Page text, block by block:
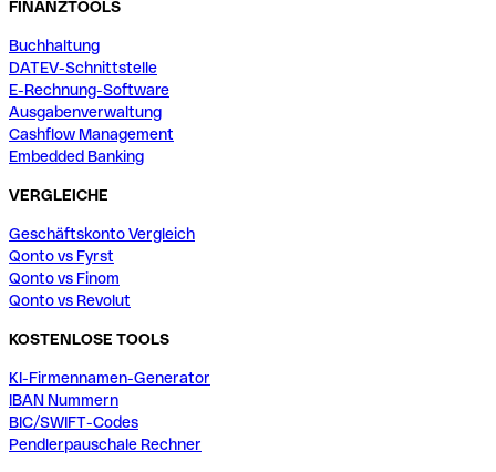
FINANZTOOLS
Buchhaltung
DATEV-Schnittstelle
E-Rechnung-Software
Ausgabenverwaltung
Cashflow Management
Embedded Banking
VERGLEICHE
Geschäftskonto Vergleich
Qonto vs Fyrst
Qonto vs Finom
Qonto vs Revolut
KOSTENLOSE TOOLS
KI-Firmennamen-Generator
IBAN Nummern
BIC/SWIFT-Codes
Pendlerpauschale Rechner